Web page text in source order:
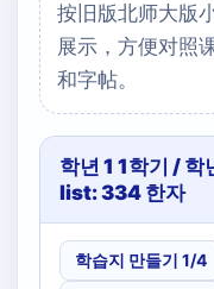
按旧版北师大版
展示，方便对照
和字帖。
학년 1 1학기 /
list: 334 한자
학습지 만들기 1/4